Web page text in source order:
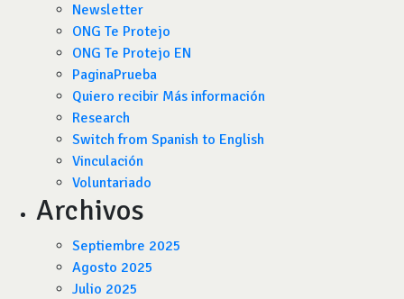
Newsletter
ONG Te Protejo
ONG Te Protejo EN
PaginaPrueba
Quiero recibir Más información
Research
Switch from Spanish to English
Vinculación
Voluntariado
Archivos
Septiembre 2025
Agosto 2025
Julio 2025